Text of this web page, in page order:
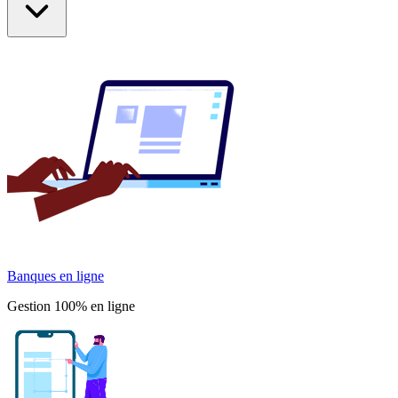
Banques en ligne
Gestion 100% en ligne